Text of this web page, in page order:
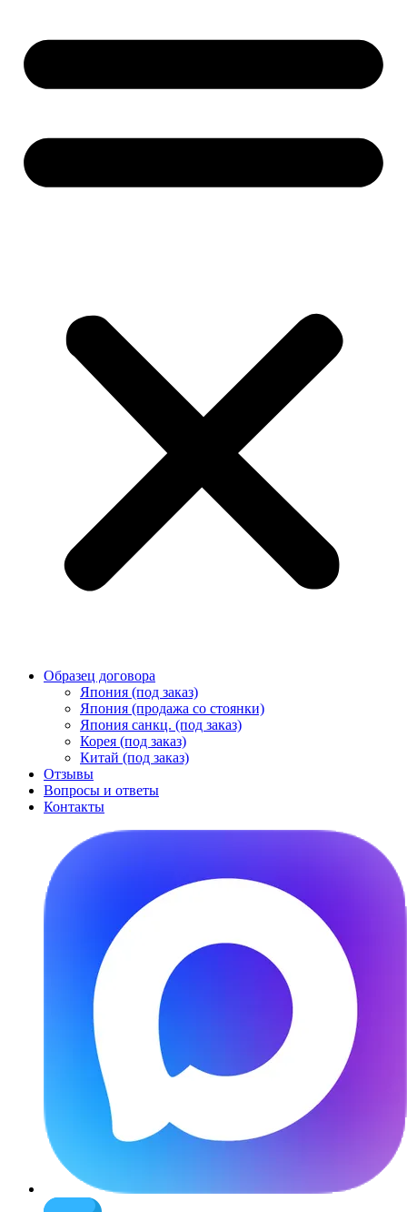
Образец договора
Япония (под заказ)
Япония (продажа со стоянки)
Япония санкц. (под заказ)
Корея (под заказ)
Китай (под заказ)
Отзывы
Вопросы и ответы
Контакты